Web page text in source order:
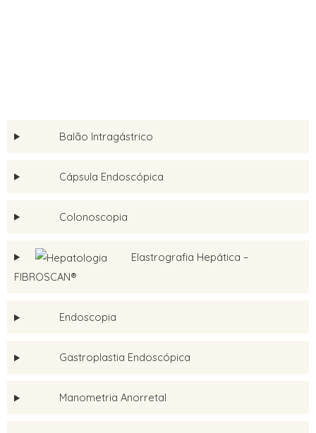
Balão Intragástrico
Cápsula Endoscópica
Colonoscopia
Elastrografia Hepática –
FIBROSCAN®
Endoscopia
Gastroplastia Endoscópica
Manometria Anorretal